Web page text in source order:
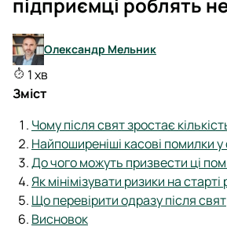
Олександр Мельник
1 хв
Зміст
Чому після свят зростає
Найпоширеніші касові помилки у
До чого можуть призвести ці
Як мінімізувати ризики на старті
Що перевірити одразу після свят
Висновок